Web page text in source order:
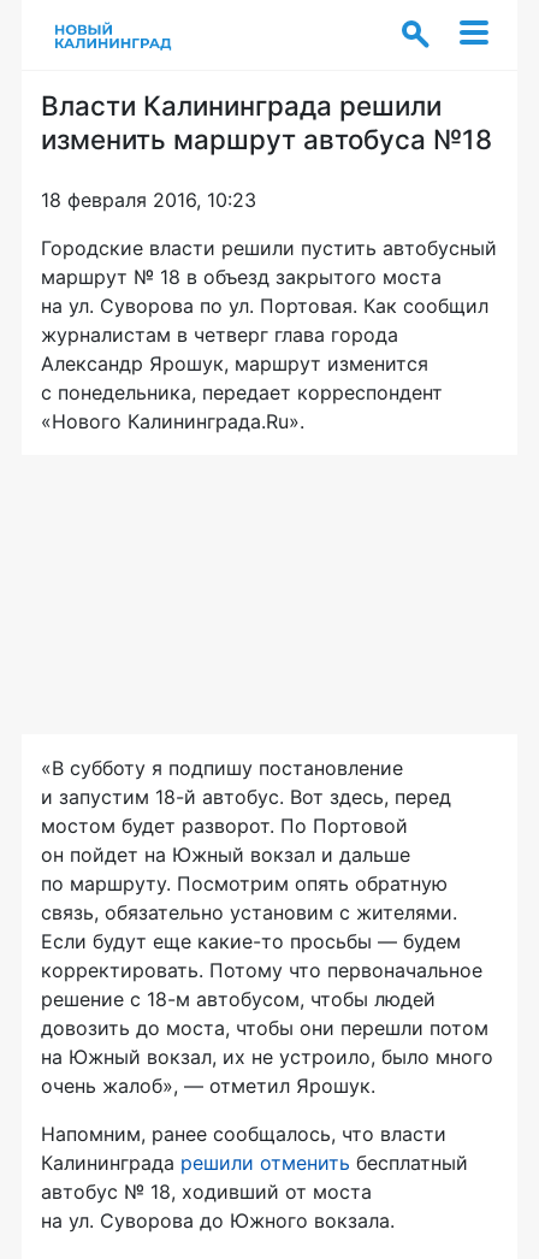
Власти Калининграда решили
изменить маршрут автобуса №18
18 февраля 2016, 10:23
Городские власти решили пустить автобусный
маршрут № 18 в объезд закрытого моста
на ул. Суворова по ул. Портовая. Как сообщил
журналистам в четверг глава города
Александр Ярошук, маршрут изменится
с понедельника, передает корреспондент
«Нового Калининграда.Ru».
«В субботу я подпишу постановление
и запустим 18-й автобус. Вот здесь, перед
мостом будет разворот. По Портовой
он пойдет на Южный вокзал и дальше
по маршруту. Посмотрим опять обратную
связь, обязательно установим с жителями.
Если будут еще какие-то просьбы — будем
корректировать. Потому что первоначальное
решение с 18-м автобусом, чтобы людей
довозить до моста, чтобы они перешли потом
на Южный вокзал, их не устроило, было много
очень жалоб», — отметил Ярошук.
Напомним, ранее сообщалось, что власти
Калининграда решили отменить бесплатный
автобус № 18, ходивший от моста
на ул. Суворова до Южного вокзала.